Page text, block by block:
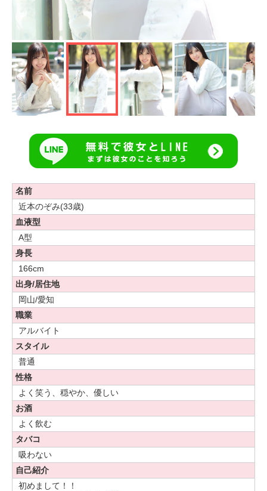
名前
近本のぞみ(33歳)
血液型
A型
身長
166cm
出身/居住地
岡山/愛知
職業
アルバイト
スタイル
普通
性格
よく笑う、穏やか、優しい
お酒
よく飲む
タバコ
吸わない
自己紹介
初めまして！！